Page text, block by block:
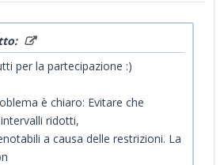
per la partecipazione :)
è chiaro: Evitare che
ridotti,
a causa delle restrizioni. La